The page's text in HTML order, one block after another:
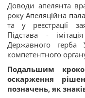
Доводи апелянта
року Апеляційна
та у реєстрації
Підстава -
Державного герба
компетентного
Подальшим
оскарження
позначень, як